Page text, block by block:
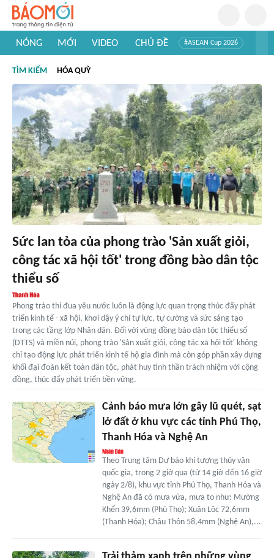
NÓNG MỚI VIDEO CHỦ ĐỀ #ASEAN Cup 2026
#Khám phá thế giới
TÌM KIẾM HÓA QUỲ
Sức lan tỏa của phong trào 'Sản xuất giỏi,
công tác xã hội tốt' trong đồng bào dân tộc
thiểu số
Phong trào thi đua yêu nước luôn là động lực quan trọng thúc đẩy phát
triển kinh tế - xã hội, khơi dậy ý chí tự lực, tự cường và sức sáng tạo
trong các tầng lớp Nhân dân. Đối với vùng đồng bào dân tộc thiểu số
(DTTS) và miền núi, phong trào 'Sản xuất giỏi, công tác xã hội tốt' không
chỉ tạo động lực phát triển kinh tế hộ gia đình mà còn góp phần xây dựng
khối đại đoàn kết toàn dân tộc, phát huy tinh thần trách nhiệm với cộng
đồng, thúc đẩy phát triển bền vững.
Cảnh báo mưa lớn gây lũ quét, sạt
lở đất ở khu vực các tỉnh Phú Thọ,
Thanh Hóa và Nghệ An
Theo Trung tâm Dự báo khí tượng thủy văn
quốc gia, trong 2 giờ qua (từ 14 giờ đến 16 giờ
ngày 2/8), khu vực tỉnh Phú Thọ, Thanh Hóa và
Nghệ An đã có mưa vừa, mưa to như: Mường
Khến 39,6mm (Phú Thọ); Xuân Lộc 72,6mm
(Thanh Hóa); Châu Thôn 58,4mm (Nghệ An),...